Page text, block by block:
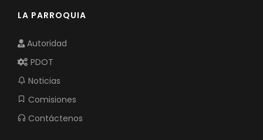
LA PARROQUIA
Autoridad
PDOT
Noticias
Comisiones
Contáctenos